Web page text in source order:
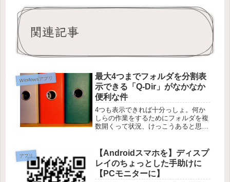
関連記事
Windowsアプリ
最大4つまでフォルダを分割表
示できる「Q-Dir」がなかなか
便利な件
4つも表示できれば十分っしょ。何か
しらの作業をするためにフォルダを複
数開くって状況、けっこうあると思い
らフォルダを2つ開いていてもいいで
しょう。しかし、それ以上のフォルダ
を...
アプリ
【Androidスマホを】ディスプ
レイのちょっとした手助けに
【PCモニターに】